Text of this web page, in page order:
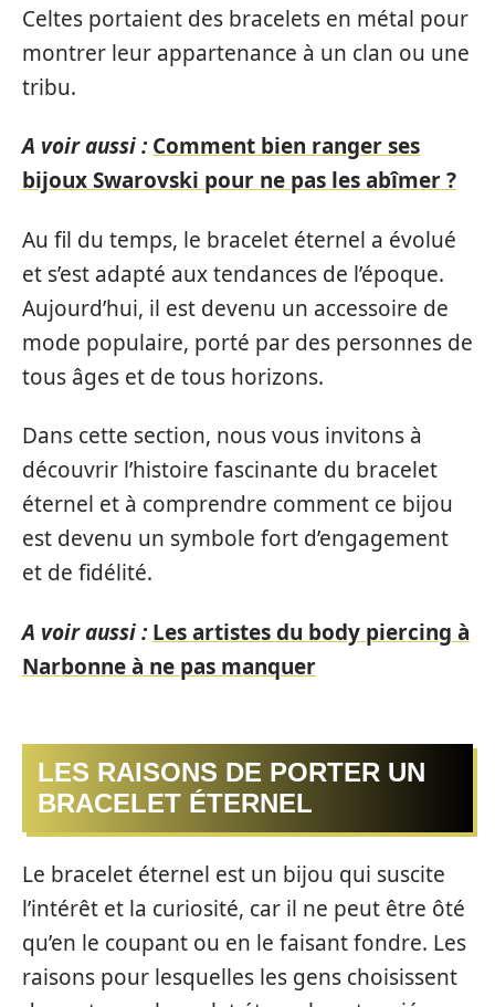
Celtes portaient des bracelets en métal pour
montrer leur appartenance à un clan ou une
tribu.
A voir aussi : Comment bien ranger ses
bijoux Swarovski pour ne pas les abîmer ?
Au fil du temps, le bracelet éternel a évolué
et s’est adapté aux tendances de l’époque.
Aujourd’hui, il est devenu un accessoire de
mode populaire, porté par des personnes de
tous âges et de tous horizons.
Dans cette section, nous vous invitons à
découvrir l’histoire fascinante du bracelet
éternel et à comprendre comment ce bijou
est devenu un symbole fort d’engagement
et de fidélité.
A voir aussi : Les artistes du body piercing à
Narbonne à ne pas manquer
LES RAISONS DE PORTER UN
BRACELET ÉTERNEL
Le bracelet éternel est un bijou qui suscite
l’intérêt et la curiosité, car il ne peut être ôté
qu’en le coupant ou en le faisant fondre. Les
raisons pour lesquelles les gens choisissent